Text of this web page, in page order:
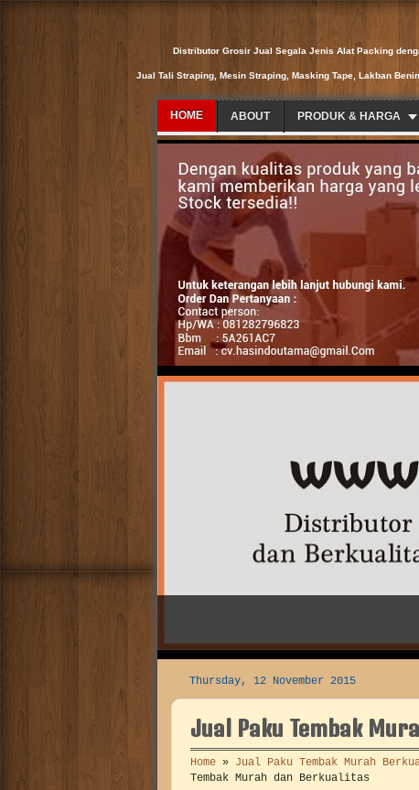
Distributor Grosir Jual Segala Jenis Alat Packing
Jual Tali Straping, Mesin Straping, Masking Tape, Lakban
HOME ABOUT PRODUK & HARGA
Distributor Grosir Jual Segala Jenis Alat
Fulloc - Stretch Film - Paku Tembak -
Thursday, 12 November 2015
Jual Paku Tembak
Home » Jual Paku Tembak Murah
Tembak Murah dan Berkualitas